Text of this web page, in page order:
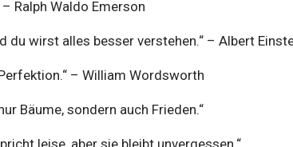
– Ralph Waldo Emerson
du wirst alles besser verstehen.“ – Albert
– William Wordsworth
Bäume, sondern auch Frieden.“
leise, aber sie bleibt unvergessen.“